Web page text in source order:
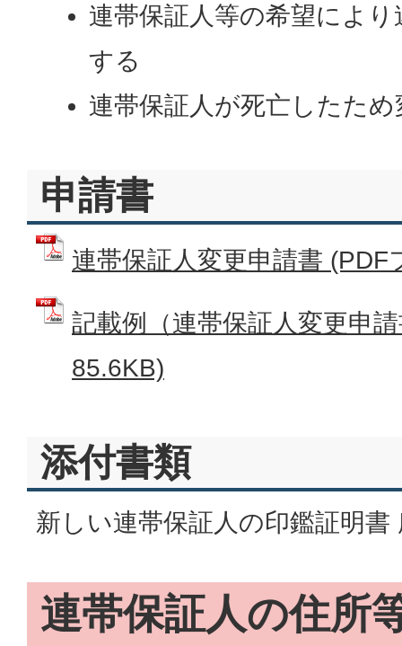
連帯保証人等の希望によ
する
連帯保証人が死亡したた
申請書
連帯保証人変更申請書
記載例（連帯保証人変更申
85.6KB)
添付書類
新しい連帯保証人の印鑑証明書
連帯保証人の住所